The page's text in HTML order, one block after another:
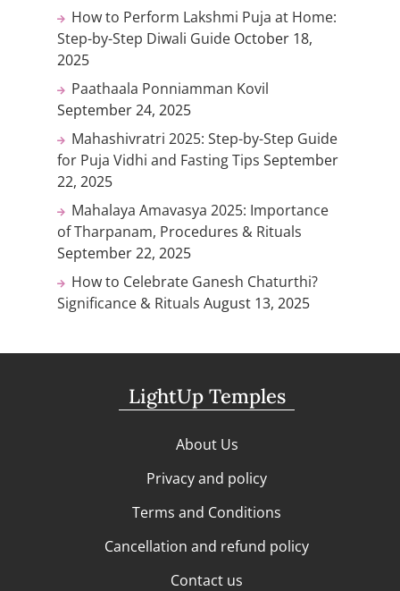
How to Perform Lakshmi Puja at Home:
Step-by-Step Diwali Guide October 18,
2025
Paathaala Ponniamman Kovil
September 24, 2025
Mahashivratri 2025: Step-by-Step Guide
for Puja Vidhi and Fasting Tips September
22, 2025
Mahalaya Amavasya 2025: Importance
of Tharpanam, Procedures & Rituals
September 22, 2025
How to Celebrate Ganesh Chaturthi?
Significance & Rituals August 13, 2025
LightUp Temples
About Us
Privacy and policy
Terms and Conditions
Cancellation and refund policy
Contact us